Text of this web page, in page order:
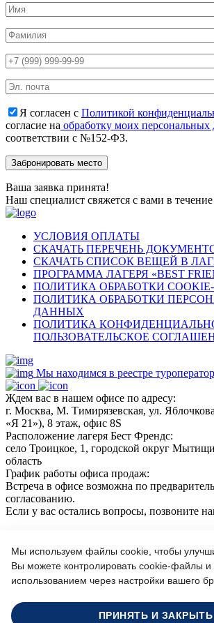
Я согласен с Политикой
согласие на обработку моих
соответствии с №152-ФЗ.
Ваша заявка принята!
Наш специалист свяжется с вами в
УСЛОВИЯ ОПЛАТЫ
СКАЧАТЬ ПЕРЕЧЕНЬ
СКАЧАТЬ СПИСОК ВЕЩЕЙ В
ПРОГРАММА ЛАГЕРЯ «BEST
ПОЛИТИКА ОБРАБОТКИ
ПОЛИТИКА ОБРАБОТКИ
ДАННЫХ
ПОЛИТИКА
ПОЛЬЗОВАТЕЛЬСКОЕ
Мы находимся в реестре
Ждем вас в нашем офисе по адресу:
г. Москва, М. Тимирязевская, ул.
«Я 21»), 8 этаж, офис 8S
Расположение лагеря Бест Френдс:
село Троицкое, 1, городской округ
область
График работы офиса продаж:
Встреча в офисе возможна по
согласованию.
Если у вас остались вопросы, позвоните
+7 (964) 618 21 17
Или пишите нам на почту:
Мы используем файлы cookie, чтобы
Вы можете контролировать cookie-файлы и
использованием через настройки вашего
ПРИНЯТЬ И ЗАКРЫТЬ